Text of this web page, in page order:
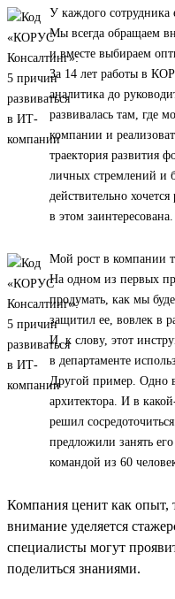
У каждого сотрудника
Мы всегда обращаем
и вместе выбираем
За 14 лет работы в
аналитика до
развивалась там, где
компании и
траектория развития
личных стремлений и
действительно
в этом заинтересована.
Мой рост в компании
На одном из первых
продумать, как мы
защитил ее, вовлек в
И, к слову, этот
в департаменте
Другой пример. Одно
архитектора. И в
решил
предложили занять
командой из 60
Компания ценит как опыт,
внимание уделяется
специалисты могут
поделиться знаниями.